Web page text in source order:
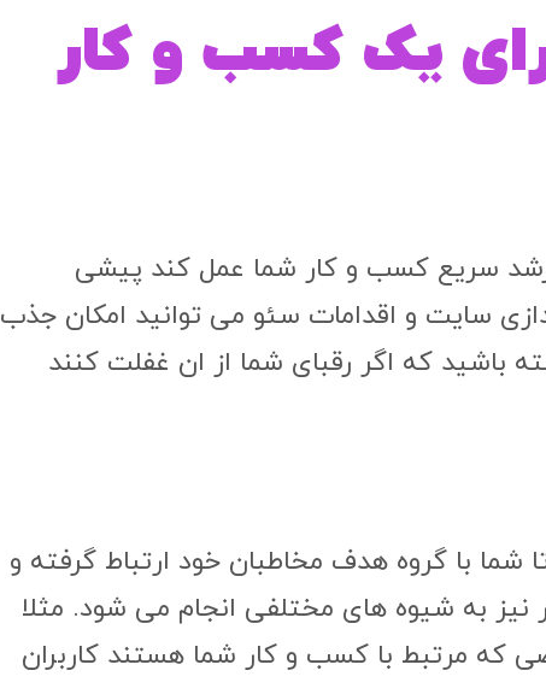
یک کسب و کار
سریع کسب و کار شما عمل کند پیشی
سایت و اقدامات سئو می ‌توانید امکان جذب
باشید که اگر رقبای شما از ان غفلت کنند
با گروه هدف مخاطبان خود ارتباط گرفته و
نیز به شیوه‌ های مختلفی انجام می ‌شود. مثلا
که مرتبط با کسب‌ و ‌کار شما هستند کاربران